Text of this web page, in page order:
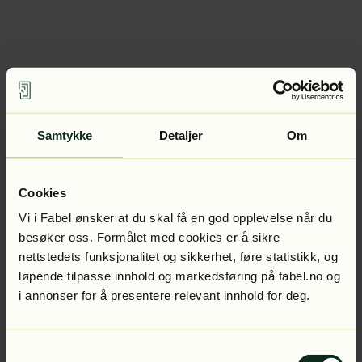
Samtykke Detaljer Om
Cookies
Vi i Fabel ønsker at du skal få en god opplevelse når du
besøker oss. Formålet med cookies er å sikre
nettstedets funksjonalitet og sikkerhet, føre statistikk, og
løpende tilpasse innhold og markedsføring på fabel.no og
i annonser for å presentere relevant innhold for deg.